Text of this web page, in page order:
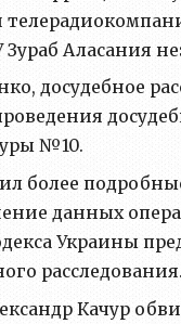
Аласания
досудебное
№10.
более
данных
Украины
расследования.
Качур